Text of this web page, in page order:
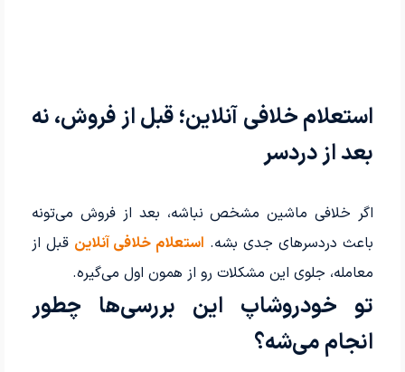
استعلام خلافی آنلاین؛ قبل از فروش، نه
بعد از دردسر
اگر خلافی ماشین مشخص نباشه، بعد از فروش می‌تونه
باعث دردسرهای جدی بشه. استعلام خلافی آنلاین قبل از
معامله، جلوی این مشکلات رو از همون اول می‌گیره.
تو خودروشاپ این بررسی‌ها چطور
انجام می‌شه؟